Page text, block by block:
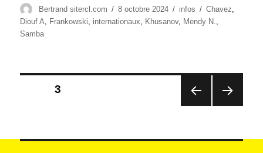
Auteur
Bertrand sitercl.com
Publié
le
8 octobre 2024 Catégories
infos Étiquettes
Chavez
Diouf A
Frankowski internationaux Khusanov, Mendy N.
Samba
Pagination
CÉD
PAGE3
ANT